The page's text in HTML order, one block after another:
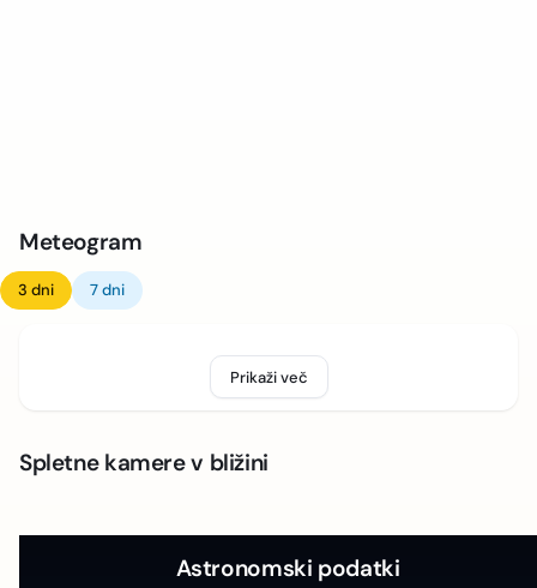
Meteogram
3 dni 7 dni
Prikaži več
Spletne kamere v bližini
Astronomski podatki